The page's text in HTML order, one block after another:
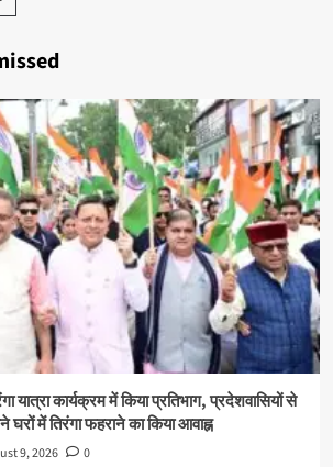
यात्रा कार्यक्रम में किया प्रतिभाग, प्रदेशवासियों से
में तिरंगा फहराने का किया आवाह्न
9, 2026 0